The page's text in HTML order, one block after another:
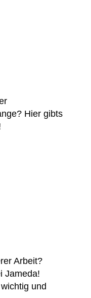
Hier gibts
Arbeit?
Jameda!
und